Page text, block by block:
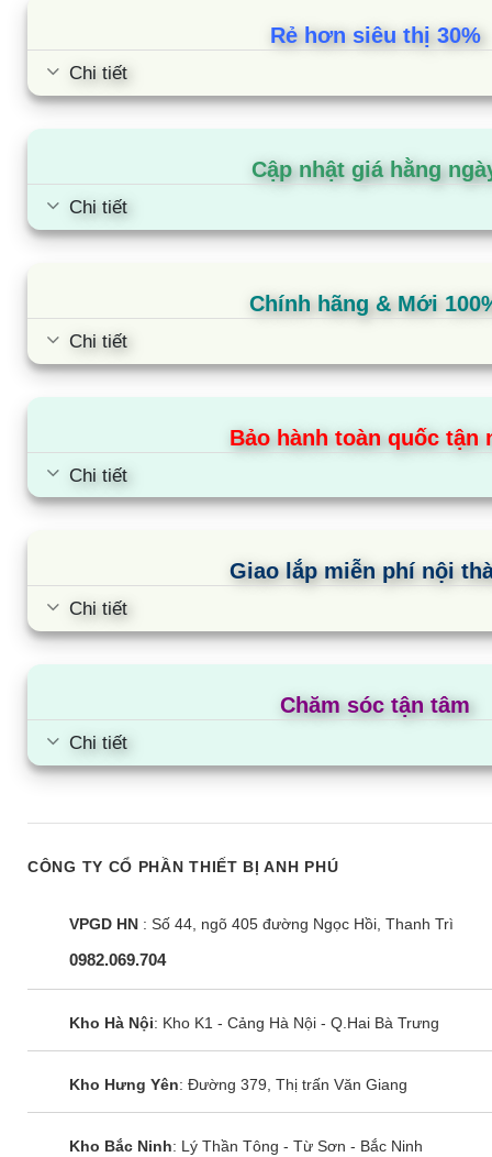
Rẻ hơn siêu thị 30%
Chi tiết
Cập nhật giá hằng
Chi tiết
Chính hãng & Mới
Chi tiết
Bảo hành toàn quốc tận
Chi tiết
Giao lắp miễn phí nội
Chi tiết
Chăm sóc tận tâm
Chi tiết
CÔNG TY CỔ PHẦN THIẾT BỊ ANH PHÚ
VPGD HN : Số 44, ngõ 405 đường Ngọc Hồi, Thanh Trì
0982.069.704
Kho Hà Nội: Kho K1 - Cảng Hà Nội - Q.Hai Bà Trưng
Kho Hưng Yên: Đường 379, Thị trấn Văn Giang
Kho Bắc Ninh: Lý Thần Tông - Từ Sơn - Bắc Ninh